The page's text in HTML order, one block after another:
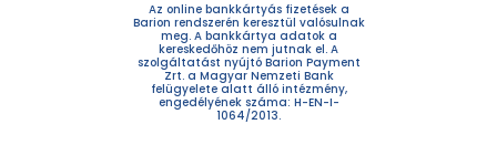
Az online bankkártyás fizetések a
Barion rendszerén keresztül valósulnak
meg. A bankkártya adatok a
kereskedőhöz nem jutnak el. A
szolgáltatást nyújtó Barion Payment
Zrt. a Magyar Nemzeti Bank
felügyelete alatt álló intézmény,
engedélyének száma: H-EN-I-
1064/2013.